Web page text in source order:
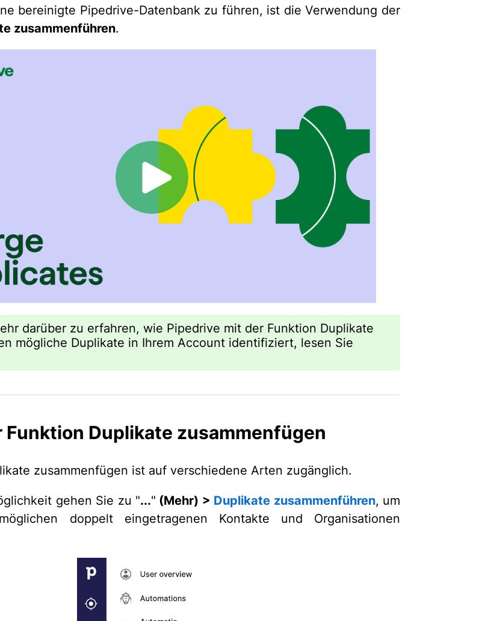
bereinigte Pipedrive-Datenbank zu führen, ist die Verwendung der
zusammenführen.
darüber zu erfahren, wie Pipedrive mit der Funktion Duplikate
mögliche Duplikate in Ihrem Account identifiziert, lesen Sie
Funktion Duplikate zusammenfügen
zusammenfügen ist auf verschiedene Arten zugänglich.
gehen Sie zu "..." (Mehr) > Duplikate zusammenführen, um
doppelt eingetragenen Kontakte und Organisationen